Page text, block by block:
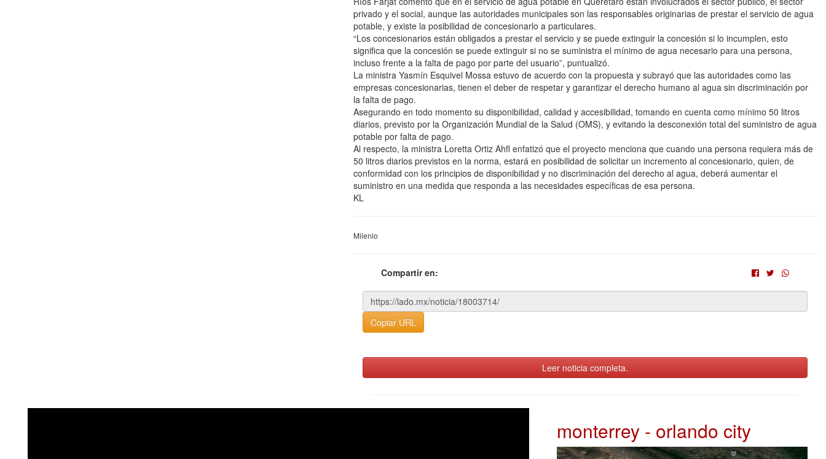
privado y el social, aunque las autoridades municipales son las responsables originarias de prestar el servicio de agua
potable, y existe la posibilidad de concesionarlo a particulares.
“Los concesionarios están obligados a prestar el servicio y se puede extinguir la concesión si lo incumplen, esto
significa que la concesión se puede extinguir si no se suministra el mínimo de agua necesario para una persona,
incluso frente a la falta de pago por parte del usuario”, puntualizó.
La ministra Yasmín Esquivel Mossa estuvo de acuerdo con la propuesta y subrayó que las autoridades como las
empresas concesionarias, tienen el deber de respetar y garantizar el derecho humano al agua sin discriminación por
la falta de pago.
Asegurando en todo momento su disponibilidad, calidad y accesibilidad, tomando en cuenta como mínimo 50 litros
diarios, previsto por la Organización Mundial de la Salud (OMS), y evitando la desconexión total del suministro de agua
potable por falta de pago.
Al respecto, la ministra Loretta Ortiz Ahfl enfatizó que el proyecto menciona que cuando una persona requiera más de
50 litros diarios previstos en la norma, estará en posibilidad de solicitar un incremento al concesionario, quien, de
conformidad con los principios de disponibilidad y no discriminación del derecho al agua, deberá aumentar el
suministro en una medida que responda a las necesidades específicas de esa persona.
KL
Milenio
Compartir en:
Copiar URL
Leer noticia completa.
monterrey - orlando city